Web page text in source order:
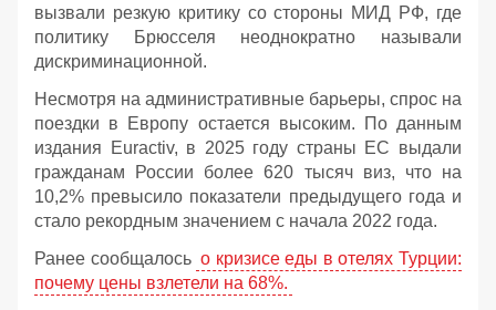
вызвали резкую критику со стороны МИД РФ, где
политику Брюсселя неоднократно называли
дискриминационной.
Несмотря на административные барьеры, спрос на
поездки в Европу остается высоким. По данным
издания Euractiv, в 2025 году страны ЕС выдали
гражданам России более 620 тысяч виз, что на
10,2% превысило показатели предыдущего года и
стало рекордным значением с начала 2022 года.
Ранее сообщалось о кризисе еды в отелях Турции:
почему цены взлетели на 68%.